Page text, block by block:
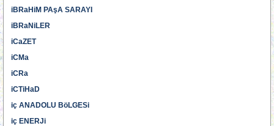
iBRaHiM PAşA SARAYI
iBRaNiLER
iCaZET
iCMa
iCRa
iCTiHaD
iç ANADOLU BöLGESi
iç ENERJi